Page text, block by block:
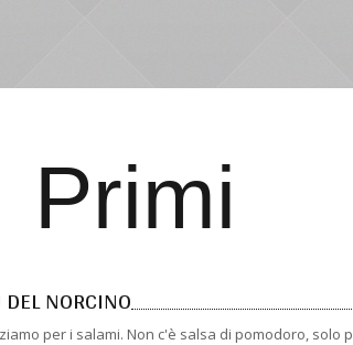
Primi
DEL NORCINO
per i salami. Non c'è salsa di pomodoro, solo